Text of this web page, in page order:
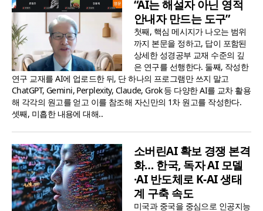
“AI는 해설자 아닌 영적
안내자 만드는 도구”
첫째, 핵심 메시지가 나오는 범위
까지 본문을 정하고, 답이 포함된
상세한 성경공부 교재 수준의 깊
은 연구를 선행한다. 둘째, 작성한
연구 교재를 AI에 업로드한 뒤, 단 하나의 프로그램만 쓰지 말고
ChatGPT, Gemini, Perplexity, Claude, Grok 등 다양한 AI를 교차 활용
해 각각의 원고를 얻고 이를 참조해 자신만의 1차 원고를 작성한다.
셋째, 미흡한 내용에 대해..
소버린AI 확보 경쟁 본격
화… 한국, 독자 AI 모델
·AI 반도체로 K-AI 생태
계 구축 속도
미국과 중국을 중심으로 인공지능